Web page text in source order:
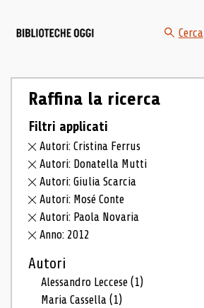
Cerca
Raffina la ricerca
Filtri applicati
Autori: Cristina Ferrus
Autori: Donatella Mutti
Autori: Giulia Scarcia
Autori: Mosé Conte
Autori: Paola Novaria
Anno: 2012
Autori
Alessandro Leccese(1)
Maria Cassella(1)